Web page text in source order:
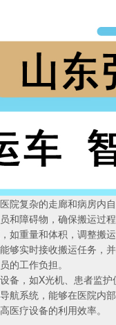
复杂的走廊和病房内自
障碍物，确保搬运过程
重量和体积，调整搬运
实时接收搬运任务，
的工作负担。
，如X光机、患者监护
系统，能够在医院内部
疗设备的利用效率。